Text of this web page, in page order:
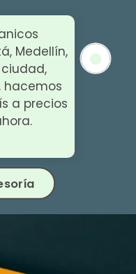
Medellín,
hacemos
a precios